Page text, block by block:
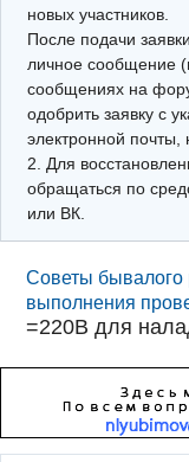
Видео РЗиА
Фотохостинг
Телеграм
новых участников.
После подачи
личное сообщение
сообщениях на
одобрить заявку с
электронной почты,
2. Для
обращаться по
или ВК.
Советы бывалого
выполнения
=220В для